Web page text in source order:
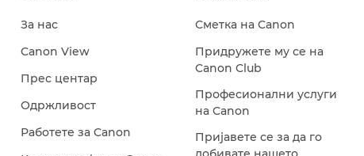
За нас
Canon View
Прес центар
Одржливост
Работете за Canon
Сметка на Canon
Придружете му се на
Canon Club
Професионални услуги
на Canon
Пријавете се за да го